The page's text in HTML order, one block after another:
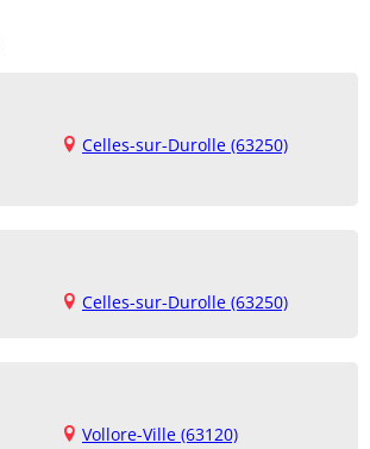
Celles-sur-Durolle (63250)
Celles-sur-Durolle (63250)
Vollore-Ville (63120)